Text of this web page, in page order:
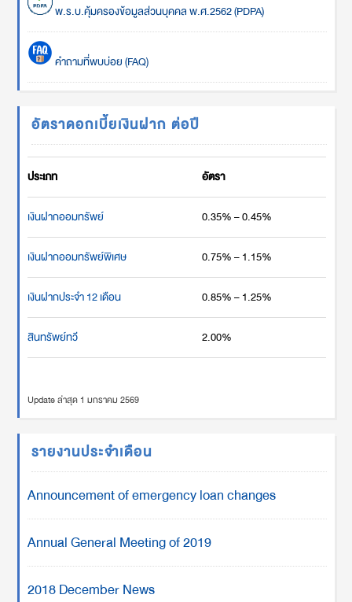
พ.ร.บ.คุ้มครองข้อมูลส่วนบุคคล พ.ศ.2562 (PDPA)
คำถามที่พบบ่อย (FAQ)
อัตราดอกเบี้ยเงินฝาก ต่อปี
ประเภท อัตรา
เงินฝากออมทรัพย์ 0.35% – 0.45%
เงินฝากออมทรัพย์พิเศษ 0.75% – 1.15%
เงินฝากประจำ 12 เดือน 0.85% – 1.25%
สินทรัพย์ทวี 2.00%
Update ล่าสุด 1 มกราคม 2569
รายงานประจำเดือน
Announcement of emergency loan changes
Annual General Meeting of 2019
2018 December News